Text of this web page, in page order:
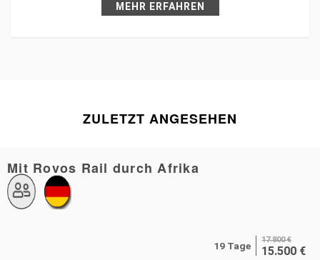
MEHR ERFAHREN
ZULETZT ANGESEHEN
Mit Rovos Rail durch Afrika
19 Tage
17.800 €
15.500 €